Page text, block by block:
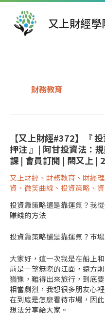
跳
又上財經學
財務教育
【又上財經#372】『
押注 』| 阿甘投資法：
課 | 會員訂閱 | 闕又上 |
又上財經 、 財務教育 、 財經
資 、 微笑曲線 、 投資策略 、
投資靠策略還是靠運氣？我
賺錢的方法
投資靠策略還是靠運氣？市
大家好，這一次我是在船上
前是一望無際的江面，遠方
猶豫，難得出來旅行，到底
相當劇烈，我想很多朋友心
在到底是怎麼看待市場，因
想法分享給大家。